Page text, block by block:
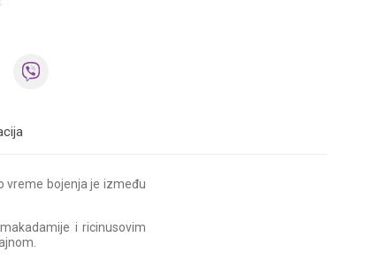
vreme bojenja je između
i ricinusovim